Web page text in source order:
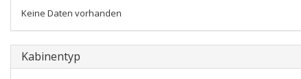
Keine Daten vorhanden
Kabinentyp